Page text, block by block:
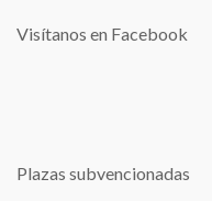
Visítanos en Facebook
Plazas subvencionadas